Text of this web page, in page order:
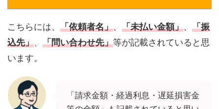
こちらには、 「依頼者名」、 「未払い金額」、 「振
込先」、 「問い合わせ先」等が記載されていると思
います。
「請求金額・経過利息・遅延損害金